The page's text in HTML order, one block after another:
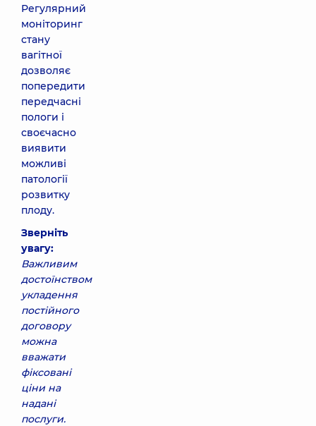
Регулярний
моніторинг
стану
вагітної
дозволяє
попередити
передчасні
пологи і
своєчасно
виявити
можливі
патології
розвитку
плоду.
Зверніть
увагу:
Важливим
достоїнством
укладення
постійного
договору
можна
вважати
фіксовані
ціни на
надані
послуги.